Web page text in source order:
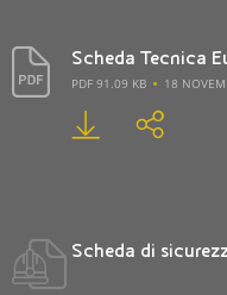
Scheda Tecnica
PDF 91.09 KB 18
Scheda di